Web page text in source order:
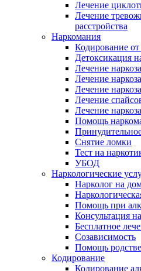
Лечение
Лечение
расстройства
Наркомания
Кодирование от
Детоксикация
Лечение
Лечение
Лечение
Лечение
Лечение
Помощь
Снятие ломки
Тест на
УБОД
Наркологические
Нарколог на
Помощь при
Консультация
Бесплатное
Созависимость
Помощь
Кодирование
Кодирование